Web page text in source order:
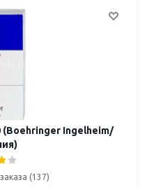
(Boehringer Ingelheim/
(137)